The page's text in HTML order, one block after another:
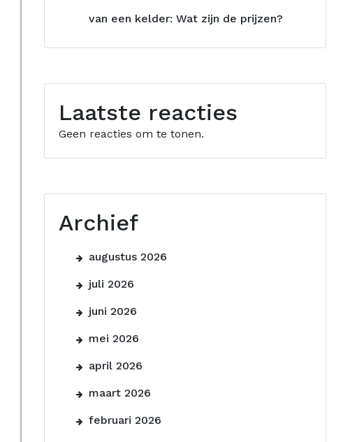
van een kelder: Wat zijn de prijzen?
Laatste reacties
Geen reacties om te tonen.
Archief
augustus 2026
juli 2026
juni 2026
mei 2026
april 2026
maart 2026
februari 2026